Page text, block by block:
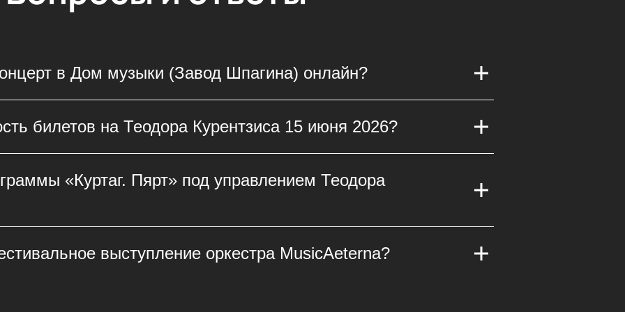
в Дом музыки (Завод Шпагина) онлайн?
события просто выберите места на интерактивной схеме и оплатите
билеты на концерт оркестра MusicAeterna «Куртаг. Пярт»,
в Перми придут на ваш e-mail сразу после успешного проведения
билетов на Теодора Курентзиса 15 июня 2026?
исходя из выбранной зрительской зоны и ее удаленности от
заблаговременно оформить заказ, чтобы с комфортом посетить
Пярт», дирижёр — Теодор Курентзис в Дом музыки (Завод Шпагина).
«Куртаг. Пярт» под управлением Теодора
музыканты соединяют произведения двух выдающихся современных
медитативное звучание. Услышать вживую этот потрясающий
выступление оркестра MusicAeterna?